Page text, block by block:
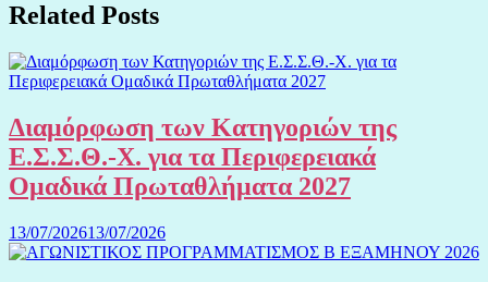
Related Posts
Διαμόρφωση των Κατηγοριών της
Ε.Σ.Σ.Θ.-Χ. για τα Περιφερειακά
Ομαδικά Πρωταθλήματα 2027
13/07/202613/07/2026